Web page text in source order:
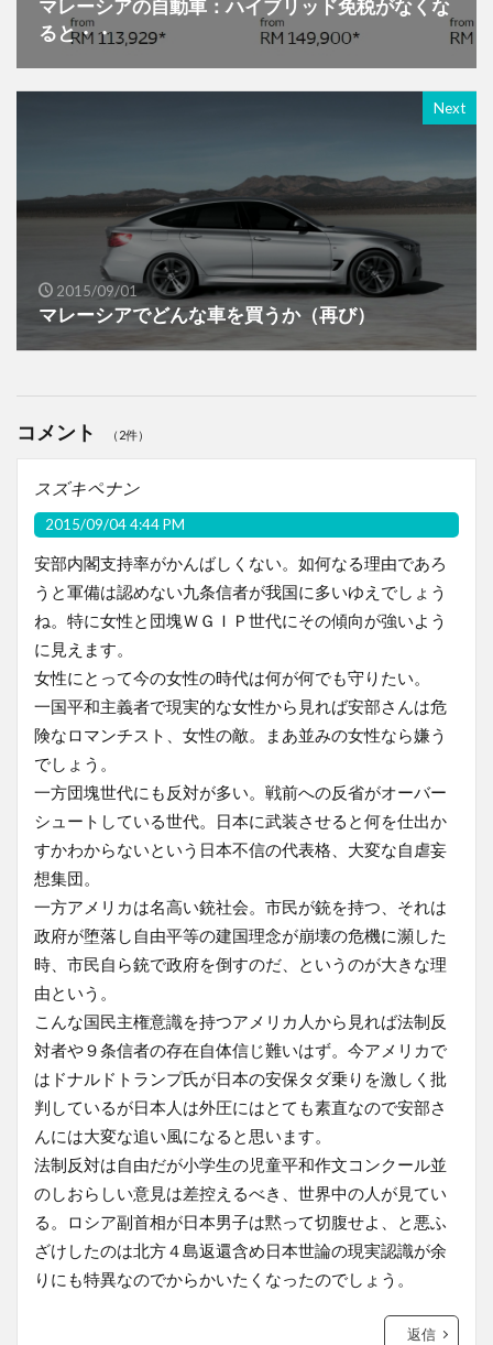
マレーシアの自動車：ハイブリッド免税がなくな
ると・・
Next
2015/09/01
マレーシアでどんな車を買うか（再び）
コメント （2件）
スズキペナン
2015/09/04 4:44 PM
安部内閣支持率がかんばしくない。如何なる理由であろ
うと軍備は認めない九条信者が我国に多いゆえでしょう
ね。特に女性と団塊ＷＧＩＰ世代にその傾向が強いよう
に見えます。
女性にとって今の女性の時代は何が何でも守りたい。
一国平和主義者で現実的な女性から見れば安部さんは危
険なロマンチスト、女性の敵。まあ並みの女性なら嫌う
でしょう。
一方団塊世代にも反対が多い。戦前への反省がオーバー
シュートしている世代。日本に武装させると何を仕出か
すかわからないという日本不信の代表格、大変な自虐妄
想集団。
一方アメリカは名高い銃社会。市民が銃を持つ、それは
政府が堕落し自由平等の建国理念が崩壊の危機に瀕した
時、市民自ら銃で政府を倒すのだ、というのが大きな理
由という。
こんな国民主権意識を持つアメリカ人から見れば法制反
対者や９条信者の存在自体信じ難いはず。今アメリカで
はドナルドトランプ氏が日本の安保タダ乗りを激しく批
判しているが日本人は外圧にはとても素直なので安部さ
んには大変な追い風になると思います。
法制反対は自由だが小学生の児童平和作文コンクール並
のしおらしい意見は差控えるべき、世界中の人が見てい
る。ロシア副首相が日本男子は黙って切腹せよ、と悪ふ
ざけしたのは北方４島返還含め日本世論の現実認識が余
りにも特異なのでからかいたくなったのでしょう。
返信